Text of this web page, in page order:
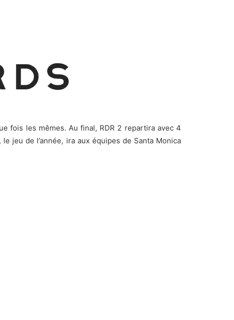
fois les mêmes. Au final, RDR 2 repartira avec 4
jeu de l’année, ira aux équipes de Santa Monica